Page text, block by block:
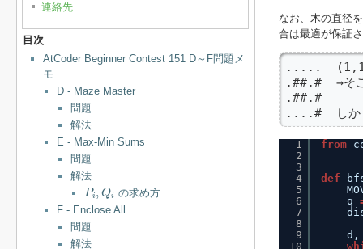
連絡先
目次
AtCoder Beginner Contest 151 D～F問題メ
モ
D - Maze Master
問題
解法
E - Max-Min Sums
問題
解法
Pi , Qi
Pi Qi
の求め方
F - Enclose All
問題
解法
なお、木の直径
合は最適が保証
.....  (1,1)
.##.#  →そ
.##.#
....#  しか
1
2
3
4
5
6
7
8
9
10
from
def
q